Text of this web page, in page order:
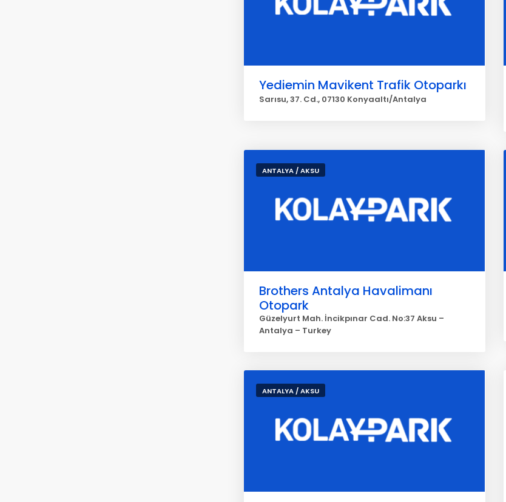
Yediemin Mavikent Trafik Otoparkı
Sarısu, 37. Cd., 07130 Konyaaltı/Antalya
ANTALYA / AKSU
Brothers Antalya Havalimanı
Otopark
Güzelyurt Mah. İncikpınar Cad. No:37 Aksu –
Antalya – Turkey
ANTALYA / AKSU